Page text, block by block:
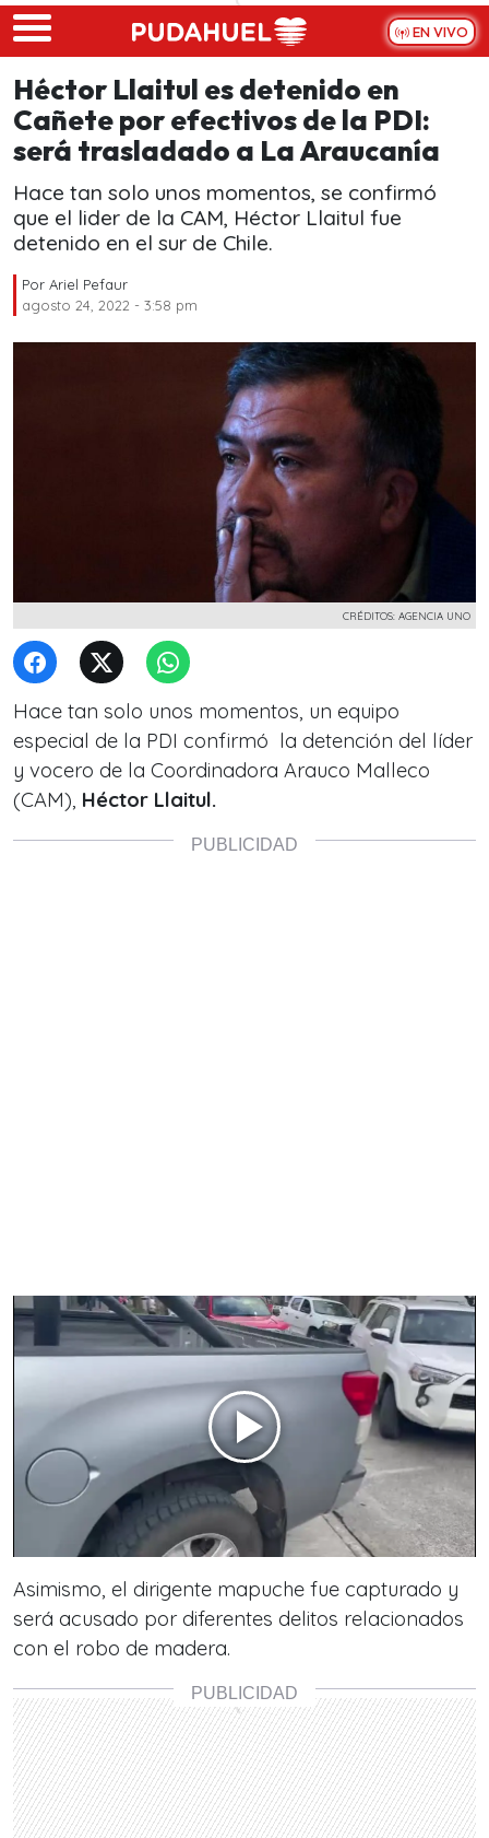
Skip to main content
EN VIVO
Héctor Llaitul es detenido en
Cañete por efectivos de la PDI:
será trasladado a La Araucanía
Hace tan solo unos momentos, se confirmó
que el lider de la CAM, Héctor Llaitul fue
detenido en el sur de Chile.
Por Ariel Pefaur
agosto 24, 2022 - 3:58 pm
CRÉDITOS: AGENCIA UNO
Hace tan solo unos momentos, un equipo
especial de la PDI confirmó la detención del líder
y vocero de la Coordinadora Arauco Malleco
(CAM), Héctor Llaitul.
Asimismo, el dirigente mapuche fue capturado y
será acusado por diferentes delitos relacionados
con el robo de madera.